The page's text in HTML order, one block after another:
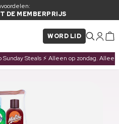
DE MEMBERPRIJS
WORD LID
Steals ⚡ Alleen op zondag.